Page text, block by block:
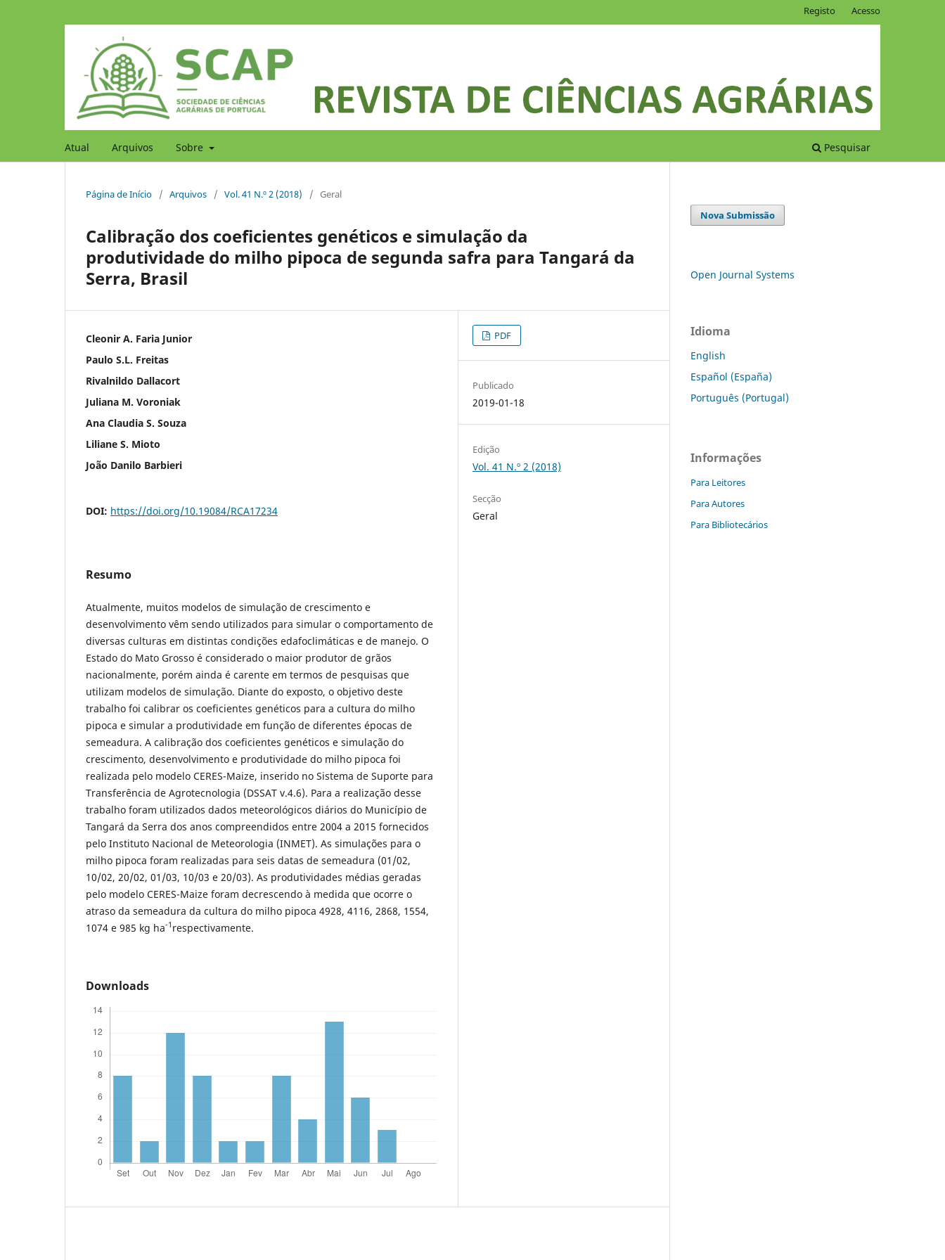
Atual Arquivos Sobre Pesquisar
Registo Acesso
Página de Início / Arquivos / Vol. 41 N.º 2 (2018) / Geral
Calibração dos coeficientes genéticos e simulação da
produtividade do milho pipoca de segunda safra para Tangará da
Serra, Brasil
Cleonir A. Faria Junior
Paulo S.L. Freitas
Rivalnildo Dallacort
Juliana M. Voroniak
Ana Claudia S. Souza
Liliane S. Mioto
João Danilo Barbieri
DOI: https://doi.org/10.19084/RCA17234
Resumo
Atualmente, muitos modelos de simulação de crescimento e
desenvolvimento vêm sendo utilizados para simular o comportamento de
diversas culturas em distintas condições edafoclimáticas e de manejo. O
Estado do Mato Grosso é considerado o maior produtor de grãos
nacionalmente, porém ainda é carente em termos de pesquisas que
utilizam modelos de simulação. Diante do exposto, o objetivo deste
trabalho foi calibrar os coeficientes genéticos para a cultura do milho
pipoca e simular a produtividade em função de diferentes épocas de
semeadura. A calibração dos coeficientes genéticos e simulação do
crescimento, desenvolvimento e produtividade do milho pipoca foi
realizada pelo modelo CERES-Maize, inserido no Sistema de Suporte para
Transferência de Agrotecnologia (DSSAT v.4.6). Para a realização desse
trabalho foram utilizados dados meteorológicos diários do Município de
Tangará da Serra dos anos compreendidos entre 2004 a 2015 fornecidos
pelo Instituto Nacional de Meteorologia (INMET). As simulações para o
milho pipoca foram realizadas para seis datas de semeadura (01/02,
10/02, 20/02, 01/03, 10/03 e 20/03). As produtividades médias geradas
pelo modelo CERES-Maize foram decrescendo à medida que ocorre o
atraso da semeadura da cultura do milho pipoca 4928, 4116, 2868, 1554,
1074 e 985 kg ha-1 respectivamente.
Downloads
PDF
Publicado
2019-01-18
Edição
Vol. 41 N.º 2 (2018)
Secção
Geral
Nova Submissão
Open Journal Systems
Idioma
English
Español (España)
Português (Portugal)
Informações
Para Leitores
Para Autores
Para Bibliotecários